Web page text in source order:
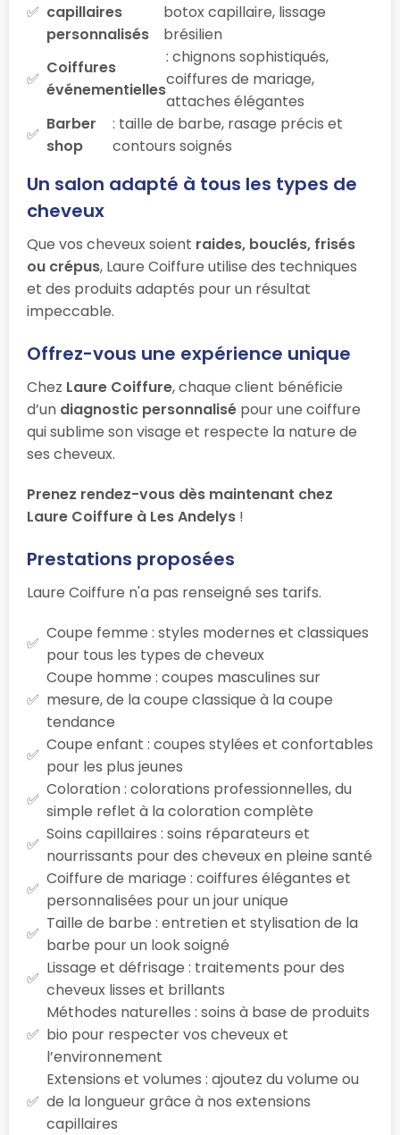
capillaires
personnalisés
botox capillaire, lissage
brésilien
Coiffures
événementielles
: chignons sophistiqués,
coiffures de mariage,
attaches élégantes
Barber
shop
: taille de barbe, rasage précis et
contours soignés
Un salon adapté à tous les types de
cheveux
Que vos cheveux soient raides, bouclés, frisés
ou crépus, Laure Coiffure utilise des techniques
et des produits adaptés pour un résultat
impeccable.
Offrez-vous une expérience unique
Chez Laure Coiffure, chaque client bénéficie
d’un diagnostic personnalisé pour une coiffure
qui sublime son visage et respecte la nature de
ses cheveux.
Prenez rendez-vous dès maintenant chez
Laure Coiffure à Les Andelys !
Prestations proposées
Laure Coiffure n'a pas renseigné ses tarifs.
Coupe femme : styles modernes et classiques
pour tous les types de cheveux
Coupe homme : coupes masculines sur
mesure, de la coupe classique à la coupe
tendance
Coupe enfant : coupes stylées et confortables
pour les plus jeunes
Coloration : colorations professionnelles, du
simple reflet à la coloration complète
Soins capillaires : soins réparateurs et
nourrissants pour des cheveux en pleine santé
Coiffure de mariage : coiffures élégantes et
personnalisées pour un jour unique
Taille de barbe : entretien et stylisation de la
barbe pour un look soigné
Lissage et défrisage : traitements pour des
cheveux lisses et brillants
Méthodes naturelles : soins à base de produits
bio pour respecter vos cheveux et
l’environnement
Extensions et volumes : ajoutez du volume ou
de la longueur grâce à nos extensions
capillaires